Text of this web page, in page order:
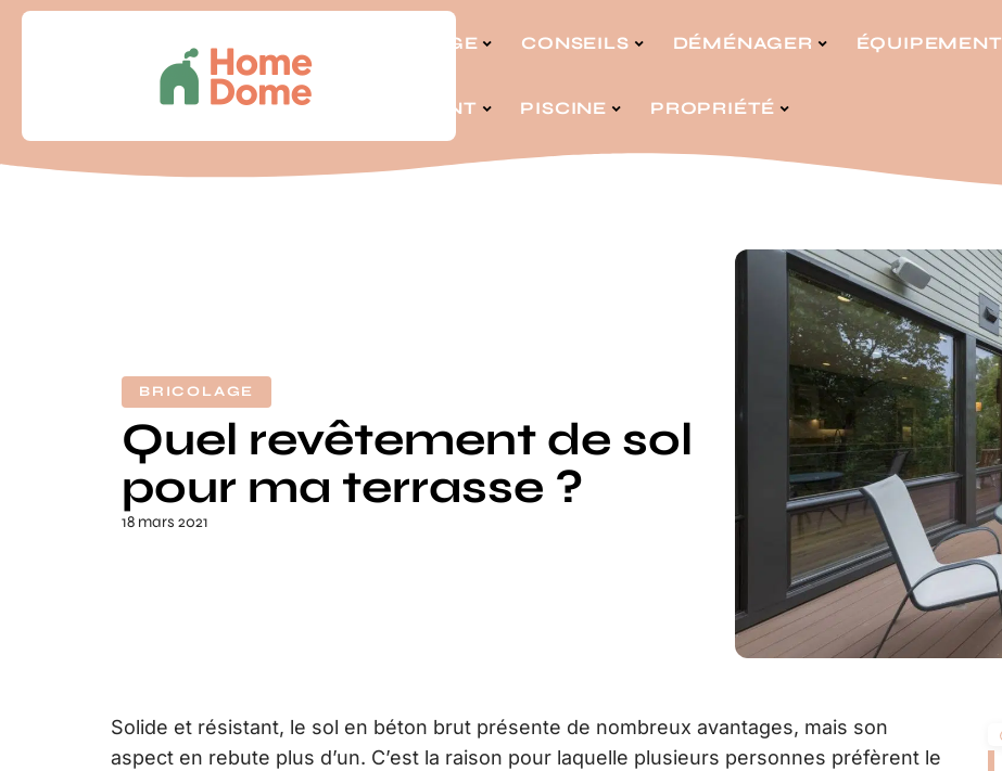
BRICOLAGE CONSEILS DÉMÉNAGER ÉQUIPEMENT
LOGEMENT PISCINE PROPRIÉTÉ
BRICOLAGE
Quel revêtement de sol
pour ma terrasse ?
18 mars 2021
Solide et résistant, le sol en béton brut présente de nombreux avantages, mais son
aspect en rebute plus d’un. C’est la raison pour laquelle plusieurs personnes préfèrent le